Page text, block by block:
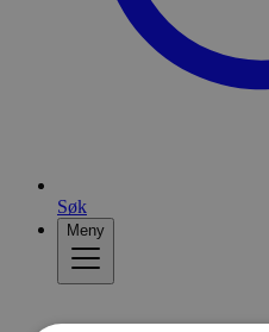
Søk
Meny